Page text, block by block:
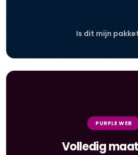
Is dit mijn
PURPLE WEB
Volledig